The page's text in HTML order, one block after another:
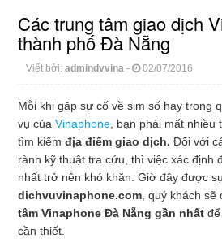
Các trung tâm giao dịch
thành phố Đà Nẵng
Viết bởi: admindvvina - 02/07/2016
Mỗi khi gặp sự cố về sim số hay trong
vụ của Vinaphone , bạn phải mất
tìm kiếm địa điểm giao dịch. Đối với
rành kỹ thuật tra cứu, thì việc xác định
nhất trở nên khó khăn. Giờ đây được
dichvuvinaphone.com , quý khách
tâm Vinaphone Đà Nẵng gần nhất
cần thiết.